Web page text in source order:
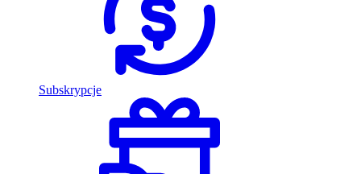
Subskrypcje